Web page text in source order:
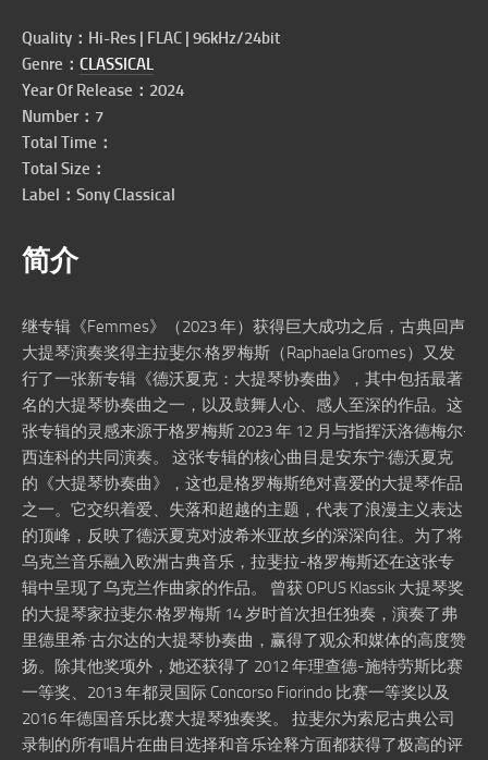
Quality：Hi-Res | FLAC | 96kHz/24bit
Genre： CLASSICAL
Year Of Release：2024
Number：7
Total Time：
Total Size：
Label：Sony Classical
简介
继专辑《Femmes》（2023 年）获得巨大成功之后，古典回声
大提琴演奏奖得主拉斐尔·格罗梅斯（Raphaela Gromes）又发
行了一张新专辑《德沃夏克：大提琴协奏曲》，其中包括最著
名的大提琴协奏曲之一，以及鼓舞人心、感人至深的作品。这
张专辑的灵感来源于格罗梅斯 2023 年 12 月与指挥沃洛德梅尔·
西连科的共同演奏。 这张专辑的核心曲目是安东宁·德沃夏克
的《大提琴协奏曲》，这也是格罗梅斯绝对喜爱的大提琴作品
之一。它交织着爱、失落和超越的主题，代表了浪漫主义表达
的顶峰，反映了德沃夏克对波希米亚故乡的深深向往。为了将
乌克兰音乐融入欧洲古典音乐，拉斐拉-格罗梅斯还在这张专
辑中呈现了乌克兰作曲家的作品。 曾获 OPUS Klassik 大提琴奖
的大提琴家拉斐尔·格罗梅斯 14 岁时首次担任独奏，演奏了弗
里德里希·古尔达的大提琴协奏曲，赢得了观众和媒体的高度赞
扬。除其他奖项外，她还获得了 2012 年理查德-施特劳斯比赛
一等奖、2013 年都灵国际 Concorso Fiorindo 比赛一等奖以及
2016 年德国音乐比赛大提琴独奏奖。 拉斐尔为索尼古典公司
录制的所有唱片在曲目选择和音乐诠释方面都获得了极高的评